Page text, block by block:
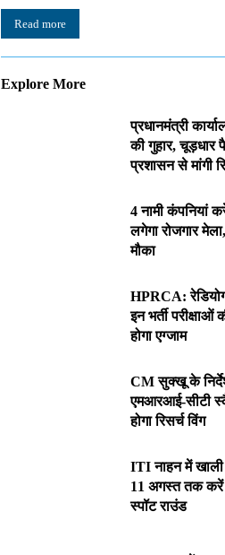
Read more
Explore More
प्रधानमंत्री
की गुहार, चूड़धार
प्रशासन से मांगी
4 नामी कंपनियां
लगेगा रोजगार
मौका
HPRCA:
इन भर्ती
होगा एग्जाम
CM सुक्खू के
एमआरआई-सीटी
होगा रिसर्च विंग
ITI नाहन में खाली
11 अगस्त तक
स्पॉट राउंड